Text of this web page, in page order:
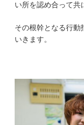
い所を認め合って共
その根幹となる行動
いきます。